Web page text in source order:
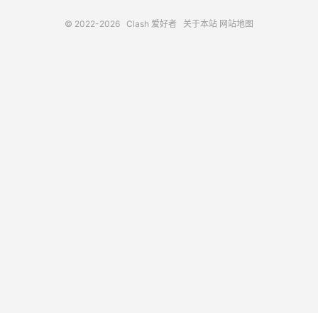
© 2022-2026 Clash 爱好者 关于本站 网站地图